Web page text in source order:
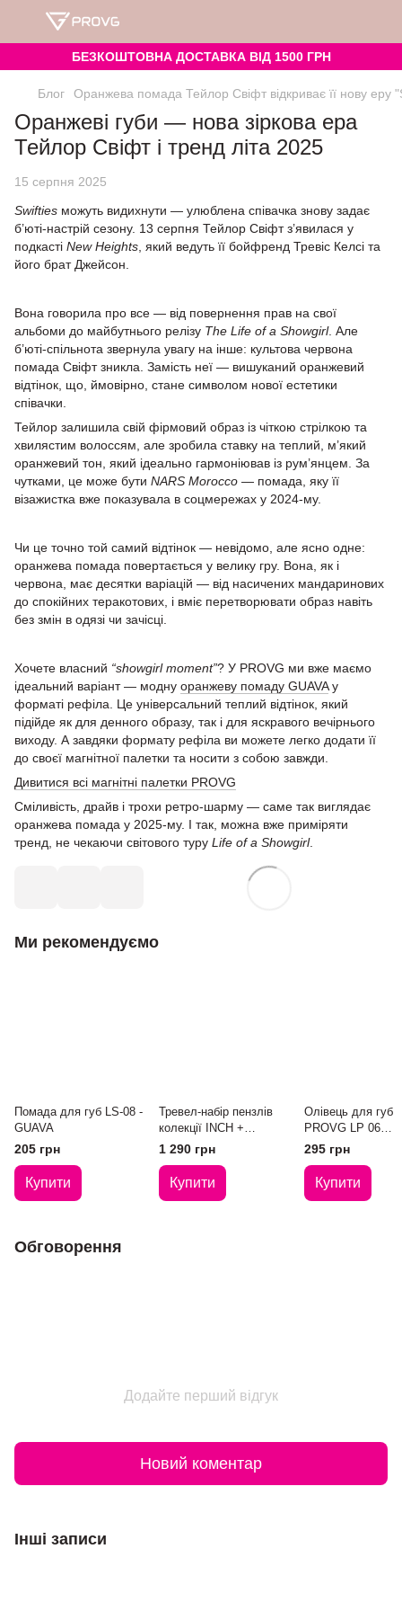
БЕЗКОШТОВНА ДОСТАВКА ВІД 1500 ГРН
Блог Оранжева помада Тейлор Свіфт відкриває її нову еру
Оранжеві губи — нова зіркова ера
Тейлор Свіфт і тренд літа 2025
15 серпня 2025
Swifties можуть видихнути — улюблена співачка знову задає
б’юті-настрій сезону. 13 серпня Тейлор Свіфт з’явилася у
подкасті New Heights , який ведуть її бойфренд Тревіс Келсі та
його брат Джейсон.
Вона говорила про все — від повернення прав на свої
альбоми до майбутнього релізу The Life of a Showgirl. Але
б’юті-спільнота звернула увагу на інше: культова червона
помада Свіфт зникла. Замість неї — вишуканий оранжевий
відтінок, що, ймовірно, стане символом нової естетики
співачки.
Тейлор залишила свій фірмовий образ із чіткою стрілкою та
хвилястим волоссям, але зробила ставку на теплий, м’який
оранжевий тон, який ідеально гармоніював із рум’янцем. За
чутками, це може бути NARS Morocco — помада, яку її
візажистка вже показувала в соцмережах у 2024-му.
Чи це точно той самий відтінок — невідомо, але ясно одне:
оранжева помада повертається у велику гру. Вона, як і
червона, має десятки варіацій — від насичених мандаринових
до спокійних теракотових, і вміє перетворювати образ навіть
без змін в одязі чи зачісці.
Хочете власний “showgirl moment”? У PROVG ми вже маємо
ідеальний варіант — модну оранжеву помаду GUAVAу
форматі рефіла. Це універсальний теплий відтінок, який
підійде як для денного образу, так і для яскравого вечірнього
виходу. А завдяки формату рефіла ви можете легко додати її
до своєї магнітної палетки та носити з собою завжди.
Дивитися всі магнітні палетки PROVG
Сміливість, драйв і трохи ретро-шарму — саме так виглядає
оранжева помада у 2025-му. І так, можна вже приміряти
тренд, не чекаючи світового туру Life of a Showgirl.
Ми рекомендуємо
Помада для губ LS-08 -
GUAVA
205 грн
Купити
Тревел-набір пензлів
колекції INCH +
Очисник у подарунок
1 290 грн
Купити
Олівець для губ
PROVG LP 06
NECTARINE
295 грн
Купити
Обговорення
Додайте перший відгук
Новий коментар
Інші записи